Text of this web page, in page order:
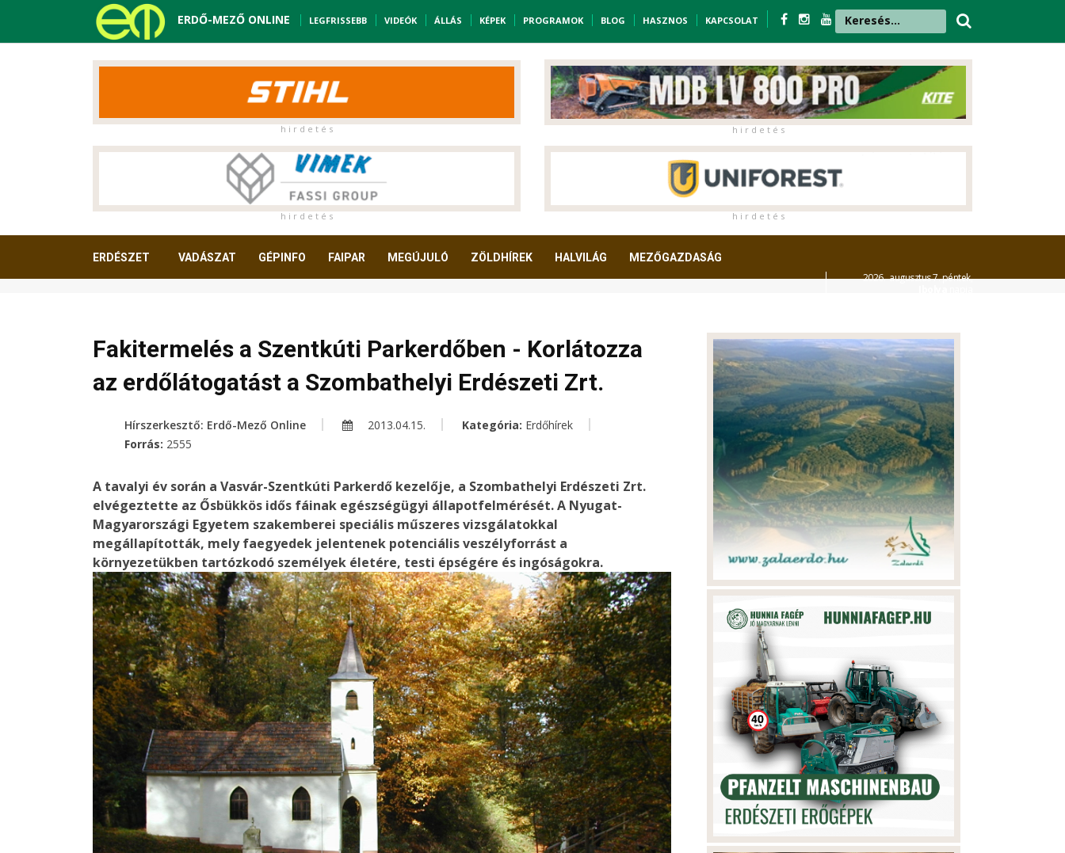
ERDŐ-MEZŐ ONLINE LEGFRISSEBB VIDEÓK ÁLLÁS KÉPEK PROGRAMOK BLOG HASZNOS KAPCSOLAT
h i r d e t é s h i r d e t é s
h i r d e t é s h i r d e t é s
ERDÉSZET VADÁSZAT GÉPINFO FAIPAR MEGÚJULÓ ZÖLDHÍREK HALVILÁG MEZŐGAZDASÁG
2026. augusztus 7. péntek,
Fakitermelés a Szentkúti Parkerdőben - Korlátozza
az erdőlátogatást a Szombathelyi Erdészeti Zrt.
Hírszerkesztő: Erdő-Mező Online 2013.04.15. Kategória: Erdőhírek
Forrás: 2555
A tavalyi év során a Vasvár-Szentkúti Parkerdő kezelője, a Szombathelyi Erdészeti Zrt.
elvégeztette az Ősbükkös idős fáinak egészségügyi állapotfelmérését. A Nyugat-
Magyarországi Egyetem szakemberei speciális műszeres vizsgálatokkal
megállapították, mely faegyedek jelentenek potenciális veszélyforrást a
környezetükben tartózkodó személyek életére, testi épségére és ingóságokra.